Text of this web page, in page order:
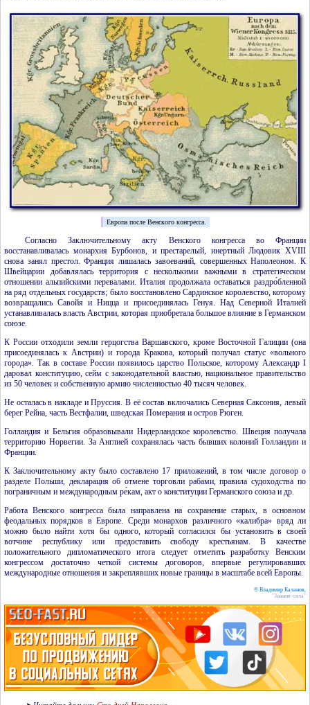
Европа после Венского конгресса.
Согласно Заключительному акту Венского конгресса во Франции
восстанавливалась монархия Бурбонов, и престарелый, инертный Людовик XVIII
снова занял престол. Франция лишалась завоеваний, совершенных Наполеоном. К
Швейцарии добавлялась территория с несколькими важными в стратегическом
отношении альпийскими перевалами. Италия продолжала оставаться раздро́бленной
на ряд отдельных государств; было восстановлено Сардинское королевство, которому
возвращались Савойя и Ницца и присоединялась Генуя. Над Северной Италией
устанавливалась власть Австрии, которая приобретала большое влияние в Германском
союзе.
К России отходили земли герцогства Варшавского, кроме Восточной Галиции (она
присоединялась к Австрии) и города Кракова, который получал статус «вольного
города». Так в составе России появилось царство Польское, которому Александр I
даровал конституцию, сейм с законодательной властью, национальное правительство
из 50 человек и собственную армию численностью 40 тысяч человек.
Не осталась в накладе и Пруссия. В её состав включались Северная Саксония, левый
берег Рейна, часть Вестфалии, шведская Померания и остров Рюген.
Голландия и Бельгия образовывали Нидерландское королевство. Швеция получала
территорию Норвегии. За Англией сохранялась часть бывших колоний Голландии и
Франции.
К Заключительному акту было составлено 17 приложений, в том числе договор о
разделе Польши, декларация об отмене торговли рабами, правила судоходства по
пограничным и международным ре́кам, акт о конституции Германского союза и др.
Работа Венского конгресса была направлена на сохранение старых, в основном
феодальных порядков в Европе. Среди монархов различного «калибра» вряд ли
можно было найти хотя бы одного, который согласился бы установить в своей
вотчине республику или предоставить свободу крестьянам. В качестве
положительного дипломатического итога следует отметить разработку Венским
конгрессом достаточно четкой системы договоров, впервые регулировавших
международные отношения и закреплявших новые границы в масштабе всей Европы.
© Владимир Каланов,
"Знания-сила"